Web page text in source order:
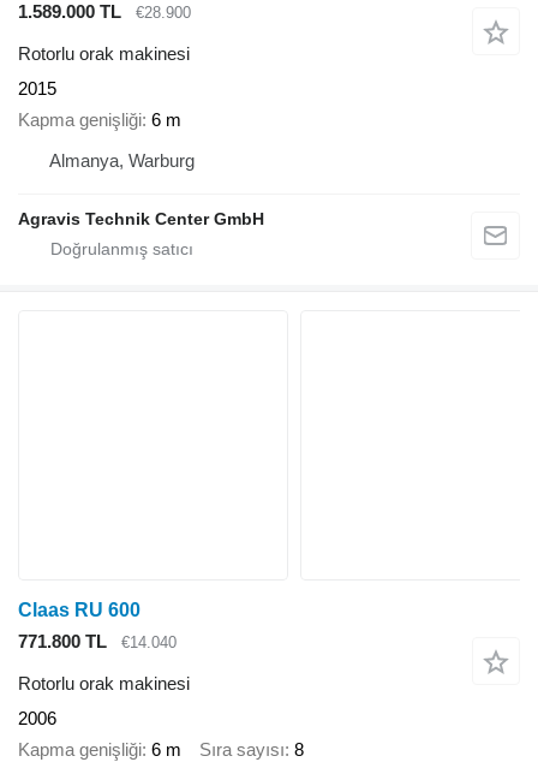
1.589.000 TL
€28.900
Rotorlu orak makinesi
2015
Kapma genişliği 6 m
Almanya, Warburg
Agravis Technik Center GmbH
Claas RU 600
771.800 TL
€14.040
Rotorlu orak makinesi
2006
Kapma genişliği 6 m Sıra sayısı 8